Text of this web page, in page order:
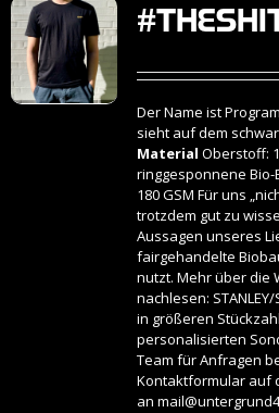
Der Name ist
sieht auf dem
Material Oberstoff:
ringgesponnene
180 GSM Für uns
trotzdem gut zu
Aussagen unseres
fairgehandelte
nutzt. Mehr über die
nachlesen: STANLEY/
in größeren
personalisierten
Team für Anfragen
Kontaktformular auf
an